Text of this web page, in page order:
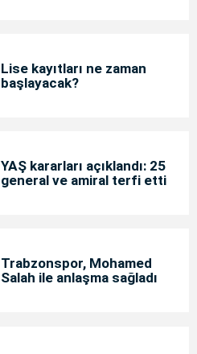
Lise kayıtları ne zaman
başlayacak?
YAŞ kararları açıklandı: 25
general ve amiral terfi etti
Trabzonspor, Mohamed
Salah ile anlaşma sağladı